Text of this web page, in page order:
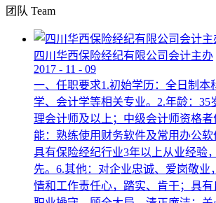
团队 Team
四川华西保险经纪有限公司会计主办
2017 - 11 - 09
一、任职要求1.初始学历：全日制本
学、会计学等相关专业。2.年龄：35
理会计师及以上；中级会计师资格者
能：熟练使用财务软件及常用办公软
具有保险经纪行业3年以上从业经验
先。6.其他：对企业忠诚、爱岗敬业
情和工作责任心，踏实、肯干；具